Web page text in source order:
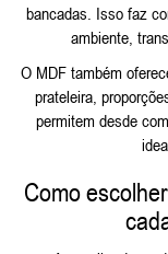
bancadas. Isso faz
ambiente,
O MDF também
prateleira,
permitem desde
Como